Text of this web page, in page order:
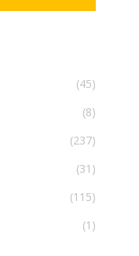
(45)
(8)
(237)
(31)
(115)
(1)